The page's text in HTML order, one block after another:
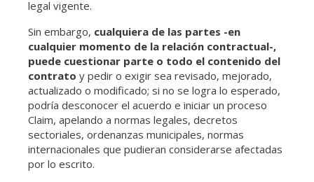
legal vigente.
Sin embargo, cualquiera de las partes -en
cualquier momento de la relación contractual-,
puede cuestionar parte o todo el contenido del
contrato y pedir o exigir sea revisado, mejorado,
actualizado o modificado; si no se logra lo esperado,
podría desconocer el acuerdo e iniciar un proceso
Claim, apelando a normas legales, decretos
sectoriales, ordenanzas municipales, normas
internacionales que pudieran considerarse afectadas
por lo escrito.